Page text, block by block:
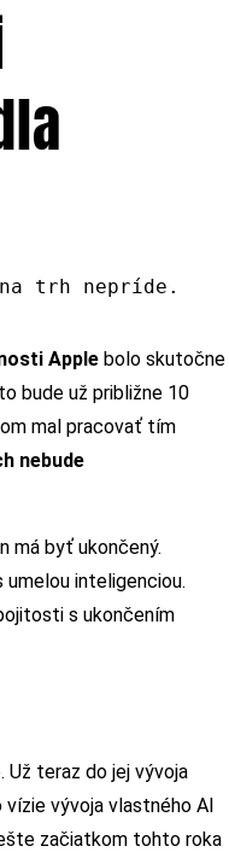
trh nepríde.
Apple bolo skutočne
bude už približne 10
mal pracovať tím
nebude
má byť ukončený.
inteligenciou.
s ukončením
Už teraz do jej vývoja
vývoja vlastného AI
začiatkom tohto roka